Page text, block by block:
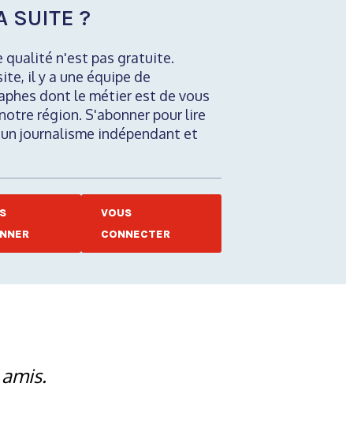
SUITE ?
qualité n'est pas gratuite.
il y a une équipe de
dont le métier est de vous
région. S'abonner pour lire
journalisme indépendant et
VOUS
CONNECTER